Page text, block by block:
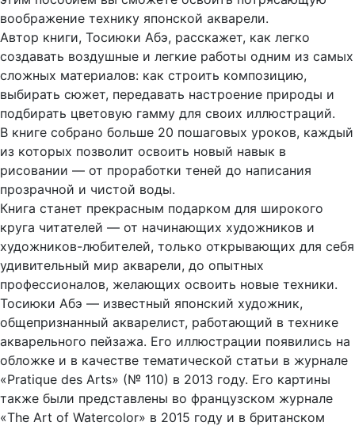
воображение технику японской акварели.
Автор книги, Тосиюки Абэ, расскажет, как легко
создавать воздушные и легкие работы одним из самых
сложных материалов: как строить композицию,
выбирать сюжет, передавать настроение природы и
подбирать цветовую гамму для своих иллюстраций.
В книге собрано больше 20 пошаговых уроков, каждый
из которых позволит освоить новый навык в
рисовании — от проработки теней до написания
прозрачной и чистой воды.
Книга станет прекрасным подарком для широкого
круга читателей — от начинающих художников и
художников-любителей, только открывающих для себя
удивительный мир акварели, до опытных
профессионалов, желающих освоить новые техники.
Тосиюки Абэ — известный японский художник,
общепризнанный акварелист, работающий в технике
акварельного пейзажа. Его иллюстрации появились на
обложке и в качестве тематической статьи в журнале
«Pratique des Arts» (№ 110) в 2013 году. Его картины
также были представлены во французском журнале
«The Art of Watercolor» в 2015 году и в британском